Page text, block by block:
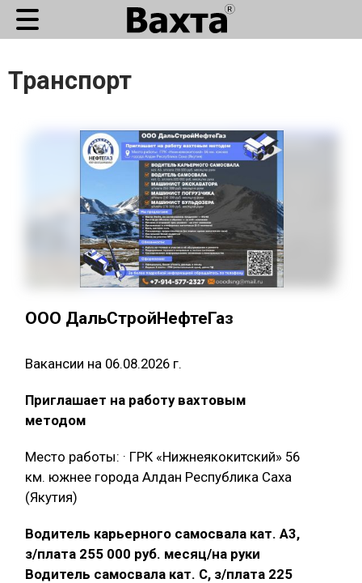
Транспорт
ООО ДальСтройНефтеГаз
Вакансии на 06.08.2026 г.
Приглашает на работу вахтовым
методом
Место работы: · ГРК «Нижнеякокитский» 56
км. южнее города Алдан Республика Саха
(Якутия)
Водитель карьерного самосвала кат. А3,
з/плата 255 000 руб. месяц/на руки
Водитель самосвала кат. С, з/плата 225